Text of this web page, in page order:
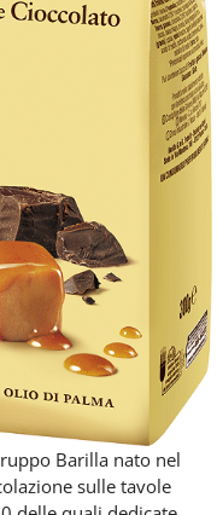
Barilla nato nel
sulle tavole